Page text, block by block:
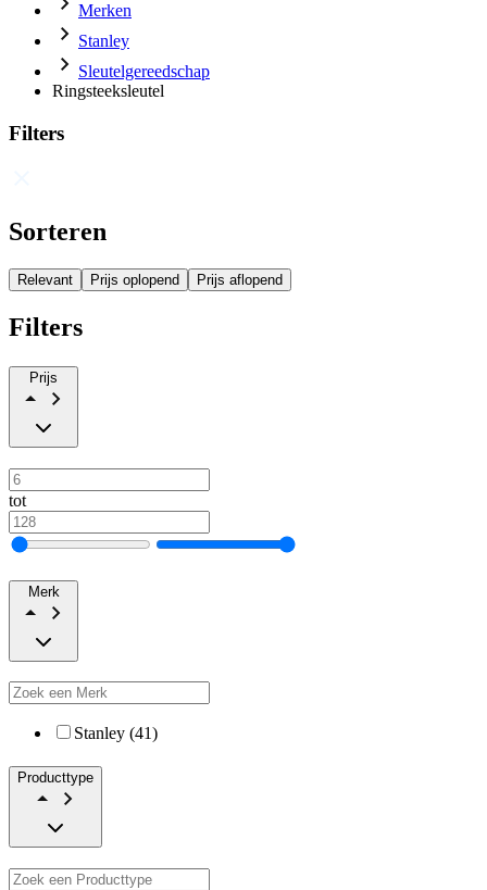
Merken
Stanley
Sleutelgereedschap
Ringsteeksleutel
Filters
Sorteren
Relevant Prijs oplopend Prijs aflopend
Filters
Prijs
tot
Merk
Stanley (41)
Producttype